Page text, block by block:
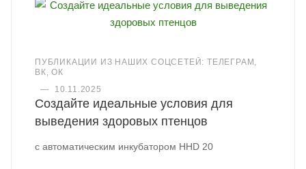
ПУБЛИКАЦИИ ИЗ НАШИХ СОЦСЕТЕЙ: ТЕЛЕГРАМ,
ВК, ОК
—
10.11.2025
Создайте идеальные условия для
выведения здоровых птенцов
с автоматическим инкубатором HHD 20